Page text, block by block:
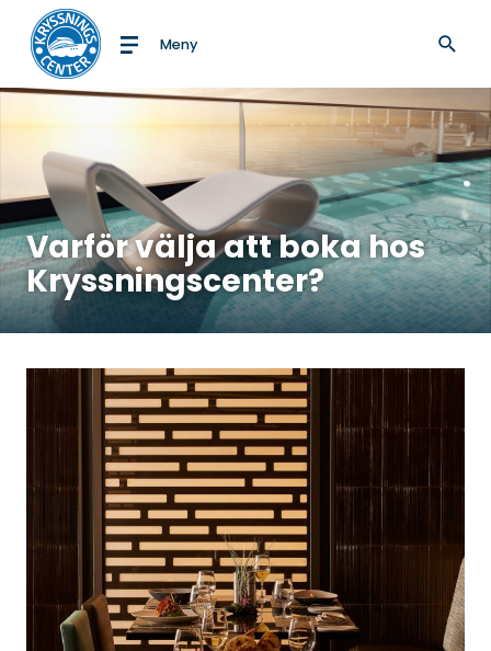
Till startsidan
Meny
Varför välja att boka hos
Kryssningscenter?